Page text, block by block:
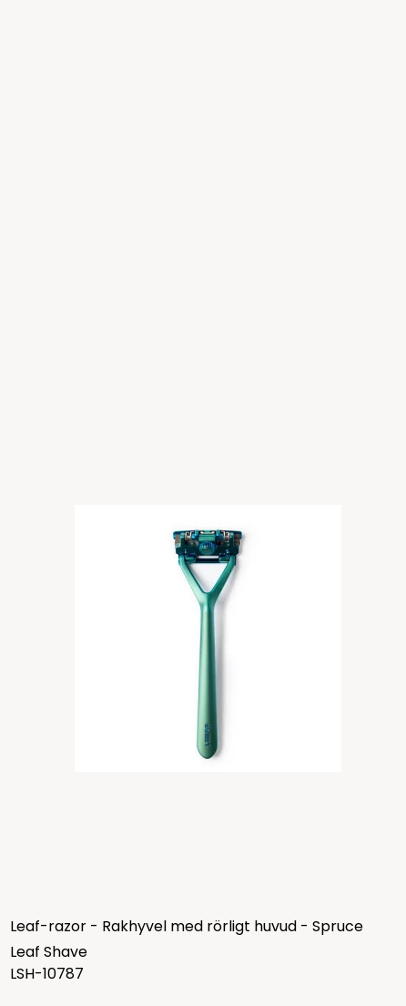
Leaf-razor - Rakhyvel med rörligt huvud - Spruce
Leaf Shave
LSH-10787